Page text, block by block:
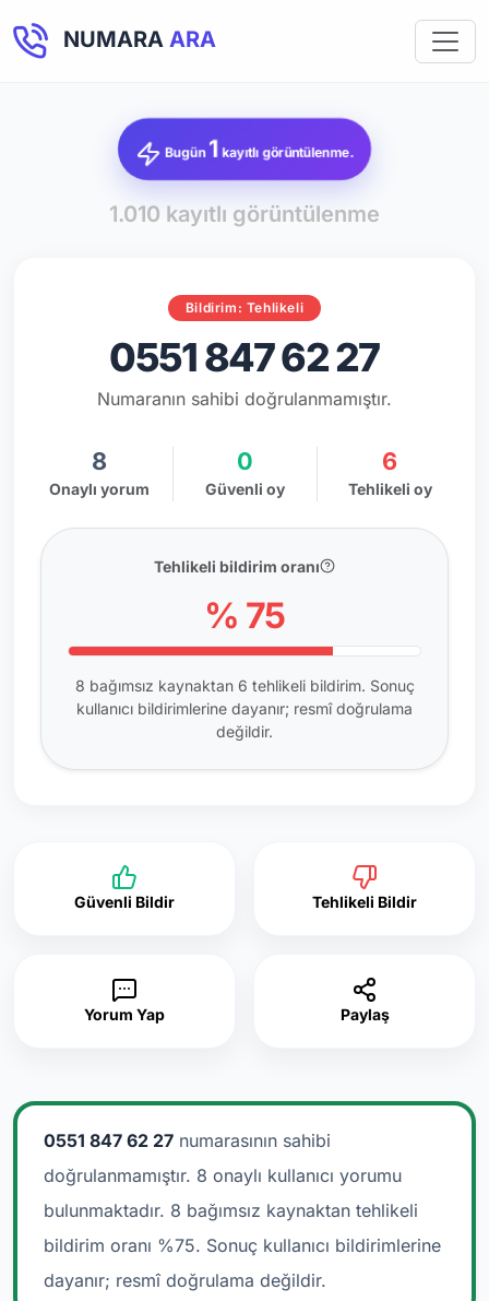
NUMARA ARA
Bugün1 kayıtlı görüntülenme.
1.010 kayıtlı görüntülenme
Bildirim: Tehlikeli
0551 847 62 27
Numaranın sahibi doğrulanmamıştır.
8
Onaylı yorum
0
Güvenli oy
6
Tehlikeli oy
Tehlikeli bildirim oranı
% 75
8 bağımsız kaynaktan 6 tehlikeli bildirim. Sonuç
kullanıcı bildirimlerine dayanır; resmî doğrulama
değildir.
Güvenli Bildir Tehlikeli Bildir
Yorum Yap Paylaş
0551 847 62 27 numarasının sahibi
doğrulanmamıştır. 8 onaylı kullanıcı yorumu
bulunmaktadır. 8 bağımsız kaynaktan tehlikeli
bildirim oranı %75. Sonuç kullanıcı bildirimlerine
dayanır; resmî doğrulama değildir.